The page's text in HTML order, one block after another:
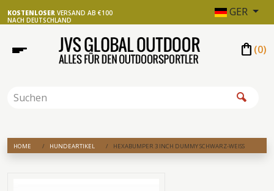
KOSTENLOSER VERSAND AB €100
NACH DEUTSCHLAND
GER
shopping_bag (0)
HOME HUNDEARTIKEL HEXABUMPER 3 INCH DUMMY SCHWARZ-WEISS